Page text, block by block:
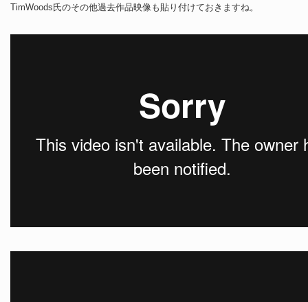
TimWoods氏のその他過去作品映像も貼り付けておきますね。